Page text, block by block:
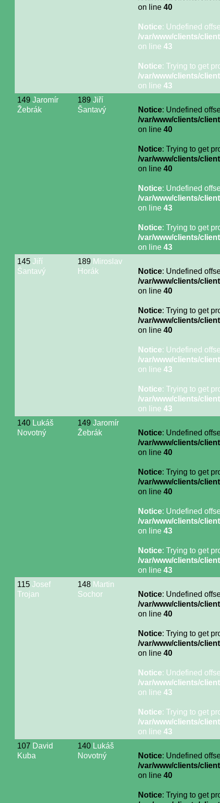
on line 40
Notice: Undefined
/var/www/clients/
on line 43
Notice: Trying to get
/var/www/clients/
on line 43
149 Jaromír
Žebrák
189 Jiří
Šantavý
Notice: Undefined
/var/www/clients/
on line 40
Notice: Trying to get
/var/www/clients/
on line 40
Notice: Undefined
/var/www/clients/
on line 43
Notice: Trying to get
/var/www/clients/
on line 43
145 Jiří
Šantavý
189 Miroslav
Horák
Notice: Undefined
/var/www/clients/
on line 40
Notice: Trying to get
/var/www/clients/
on line 40
Notice: Undefined
/var/www/clients/
on line 43
Notice: Trying to get
/var/www/clients/
on line 43
140 Lukáš
Novotný
149 Jaromír
Žebrák
Notice: Undefined
/var/www/clients/
on line 40
Notice: Trying to get
/var/www/clients/
on line 40
Notice: Undefined
/var/www/clients/
on line 43
Notice: Trying to get
/var/www/clients/
on line 43
115 Josef
Trojan
148 Martin
Sochor
Notice: Undefined
/var/www/clients/
on line 40
Notice: Trying to get
/var/www/clients/
on line 40
Notice: Undefined
/var/www/clients/
on line 43
Notice: Trying to get
/var/www/clients/
on line 43
107 David
Kuba
140 Lukáš
Novotný
Notice: Undefined
/var/www/clients/
on line 40
Notice: Trying to get